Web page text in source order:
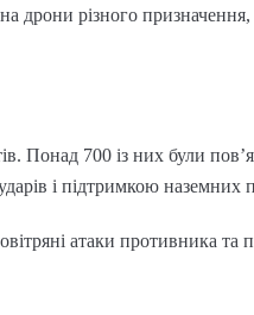
різного
Понад 700 із них були
і підтримкою наземних
атаки противника та